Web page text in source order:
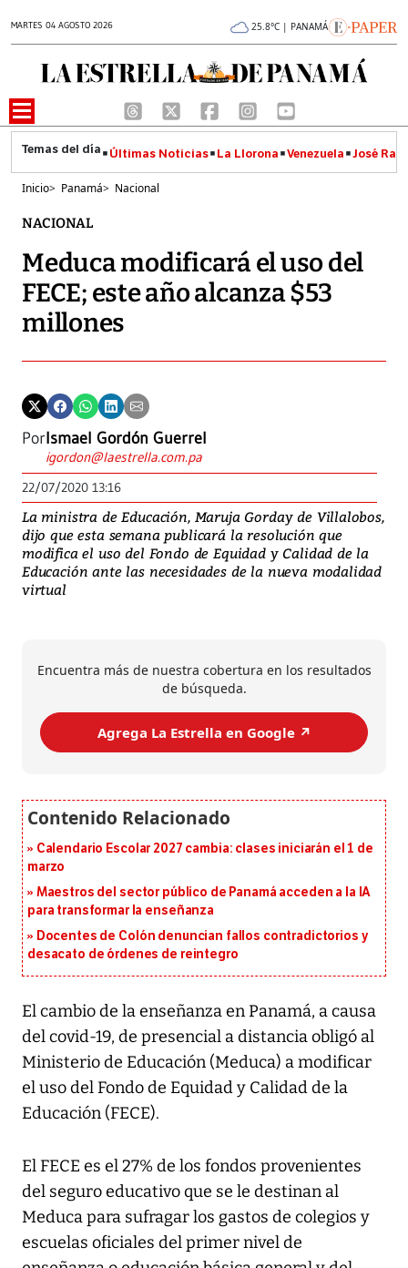
MARTES 04 AGOSTO 2026 25.8°C | PANAMÁ
Últimas Noticias La Llorona Venezuela José
Inicio> Panamá> Nacional
NACIONAL
Meduca modificará el uso del
FECE; este año alcanza $53
millones
PorIsmael Gordón Guerrel
igordon@laestrella.com.pa
22/07/2020 13:16
La ministra de Educación, Maruja Gorday de Villalobos,
dijo que esta semana publicará la resolución que
modifica el uso del Fondo de Equidad y Calidad de la
Educación ante las necesidades de la nueva modalidad
virtual
Encuentra más de nuestra cobertura en los resultados
de búsqueda.
Agrega La Estrella en Google ↗️
Calendario Escolar 2027 cambia: clases iniciarán el 1 de
marzo
Maestros del sector público de Panamá acceden a la IA
para transformar la enseñanza
Docentes de Colón denuncian fallos contradictorios y
desacato de órdenes de reintegro
El cambio de la enseñanza en Panamá, a causa
del covid-19, de presencial a distancia obligó al
Ministerio de Educación (Meduca) a modificar
el uso del Fondo de Equidad y Calidad de la
Educación (FECE).
El FECE es el 27% de los fondos provenientes
del seguro educativo que se le destinan al
Meduca para sufragar los gastos de colegios y
escuelas oficiales del primer nivel de